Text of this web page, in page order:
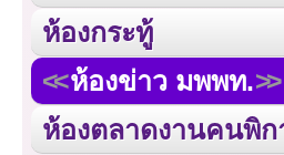
ห้องกระทู้
ห้องข่าว มพพท.
ห้องตลาดงานคนพิก